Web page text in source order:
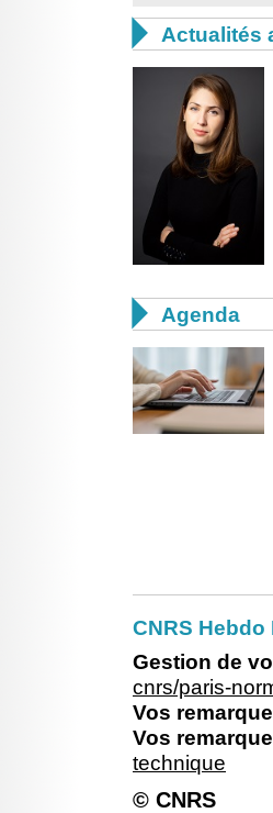
 Actualités
 Agenda
CNRS
Gestion de
cnrs/paris-
Vos
Vos
technique
© CNRS